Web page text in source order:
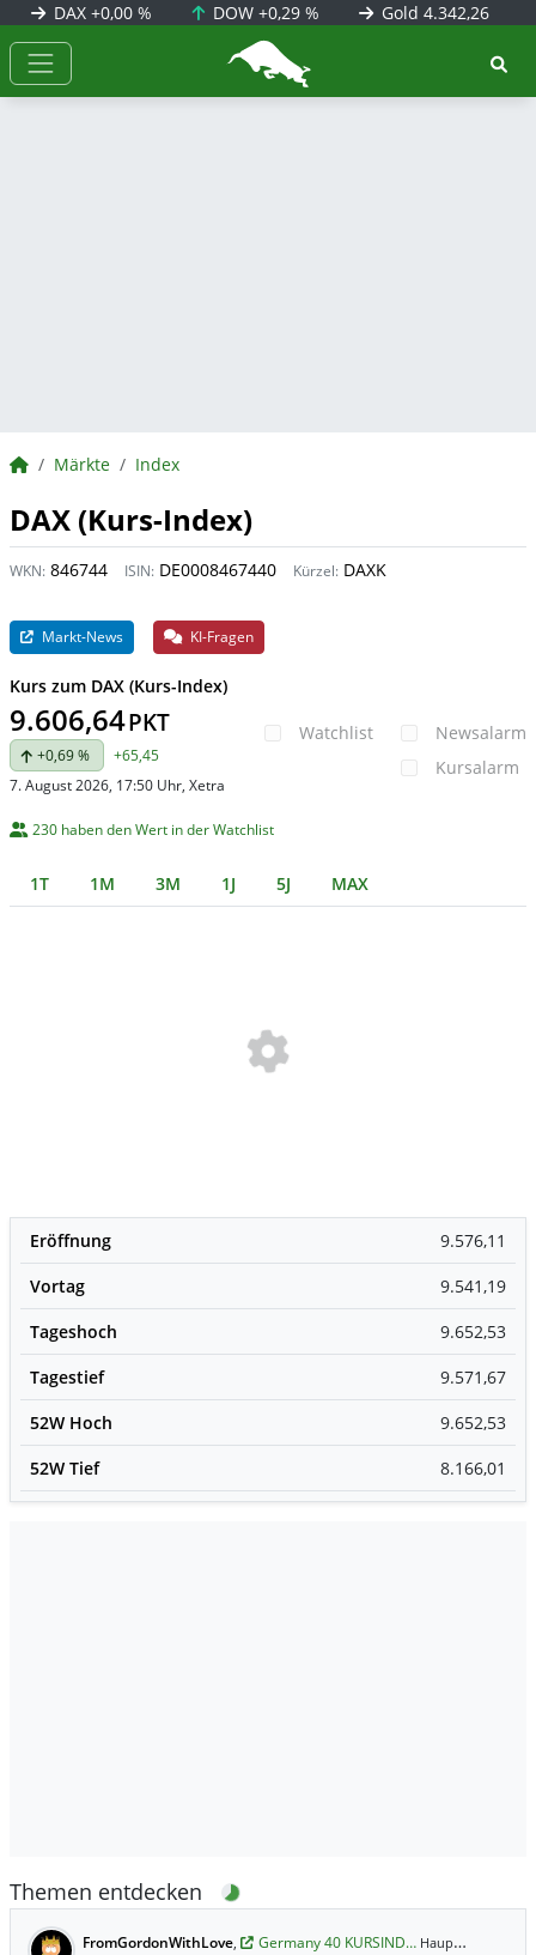
DAX +0,00 % DOW+0,29 % Gold 4.342,26
BörsenNEWS.de
BörsenNEWS.de
Märkte Index
DAX (Kurs-Index)
WKN: 846744 ISIN: DE0008467440 Kürzel: DAXK
Markt-News KI-Fragen
Kurs zum DAX (Kurs-Index)
9.606,64PKT
+0,69 %
+65,45
7. August 2026, 17:50 Uhr, Xetra
Watchlist
Newsalarm
Kursalarm
230 haben den Wert in der Watchlist
1T 1M 3M 1J 5J MAX
Eröffnung
9.576,11
Vortag
9.541,19
Tageshoch
9.652,53
Tagestief
9.571,67
52W Hoch
9.652,53
52W Tief
8.166,01
Themen entdecken
FromGordonWithLove, Germany 40 KURSIND… Hauptdiskussion,